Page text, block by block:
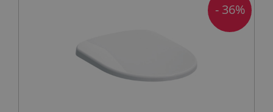
- 36%